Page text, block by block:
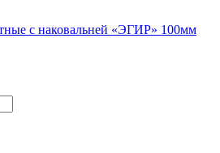
с наковальней «ЭГИР» 100мм